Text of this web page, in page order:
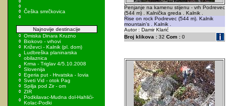
Češka smrčkovica
Najnovije destinacije
Omiska Dinara Kruzno
Biokovo - vrhovi
Križevci - Kalnik (pl. dom)
Ludbreška planinarska
obilaznica
Krma - Triglav 4/5.10.2008
Slovenija
Egeria put - Hrvatska - Iovia
Sveti Vid - otok Pag
Spilja pod Zir - om
ZIR
Podkilavac-Mudna dol-Hahlići-
Kolac-Podki
Penjanje na kamenu stijenu - vrh Podrevec
(544 m) . Kalnička greda . Kalnik .
Rise on rock Podrevec (544 m). Kalnik
mountain's . Kalnik .
Autor : Damir Klarić
Broj klikova :32 Com :0